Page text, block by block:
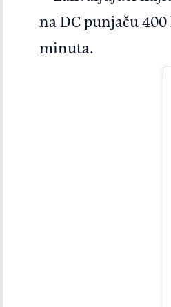
na DC punjaču 400
minuta.